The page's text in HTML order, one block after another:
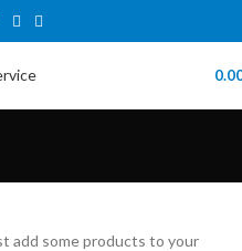
add some products to your